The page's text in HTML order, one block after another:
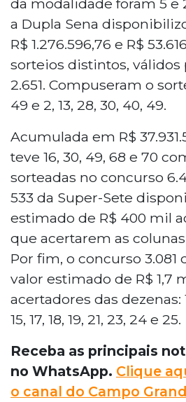
a Dupla Sena
R$ 1.276.596,76 e R$
sorteios distintos, válidos
2.651. Compuseram o
49 e 2, 13, 28, 30, 40, 49.
Acumulada em R$
teve 16, 30, 49, 68 e 70
sorteadas no concurso
533 da Super-Sete
estimado de R$ 400 mil
que acertarem as colunas
Por fim, o concurso 3.081
valor estimado de R$ 1,7
acertadores das dezenas:
15, 17, 18, 19, 21, 23, 24 e 25.
Receba as principais
no WhatsApp. Clique
o canal do Campo